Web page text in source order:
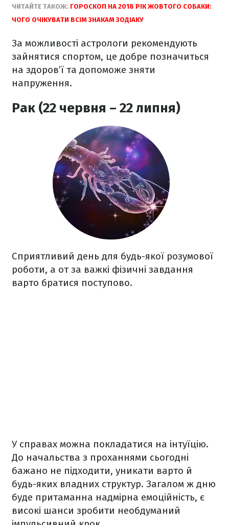
ЧИТАЙТЕ ТАКОЖ: ГОРОСКОП НА 2018 РІК ЖОВТОГО СОБАКИ:
ЧОГО ОЧІКУВАТИ ВСІМ ЗНАКАМ ЗОДІАКУ
За можливості астрологи рекомендують
зайнятися спортом, це добре позначиться
на здоров’ї та допоможе зняти
напруження.
Рак (22 червня – 22 липня)
Сприятливий день для будь-якої розумової
роботи, а от за важкі фізичні завдання
варто братися поступово.
У справах можна покладатися на інтуїцію.
До начальства з проханнями сьогодні
бажано не підходити, уникати варто й
будь-яких владних структур. Загалом ж дню
буде притаманна надмірна емоційність, є
високі шанси зробити необдуманий